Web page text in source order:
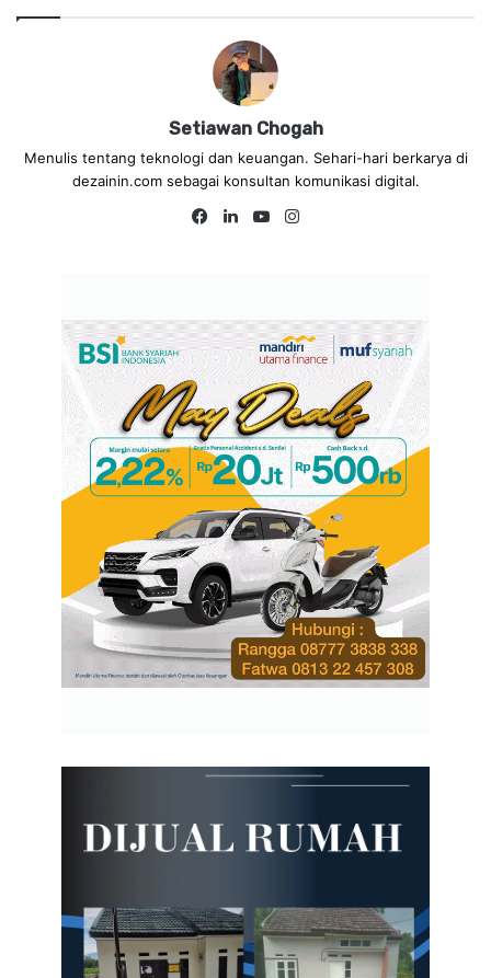
Setiawan Chogah
Menulis tentang teknologi dan keuangan. Sehari-hari berkarya di
dezainin.com sebagai konsultan komunikasi digital.
Fa
Lin
Yo